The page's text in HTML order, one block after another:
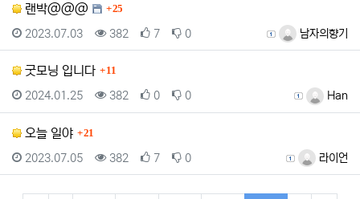
랜박@@@ 댓글
25
등록자 남자의향기
등록일
2023.07.03 조회
382 추천
7 비추천
0
굿모닝 입니다 댓글
11
등록자 Han
등록일
2024.01.25 조회
382 추천
0 비추천
0
오늘 일야 댓글
21
등록자 라이언
등록일
2023.07.05 조회
382 추천
7 비추천
0